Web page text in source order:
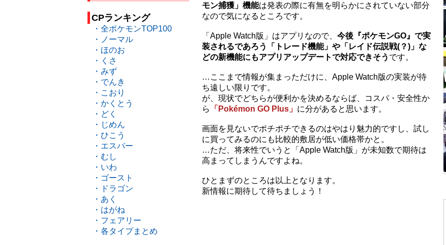
モン捕獲」機能は発表の際に有無を明らかにされていない部分
なので気になるところです。
「Apple Watch版」はアプリなので、 今後『ポケモンGO』で実
装されるであろう「トレード機能」や「レイド伝説戦(？)」な
どの新機能にもアプリアップデートで対応できそう です。
…ここまで情報が集まっただけに、Apple Watch版の実装が待
ち遠しい限りです。
が、現状でどちらが便利かを決めるならば、コスパ・安全性か
ら
「Pokémon GO Plus」 に分があると思います。
画面を見ないでポチポチできるのはやはり魅力的ですし、試し
に買ってみるのにも比較的敷居が低い価格帯かと。
…ただ、将来性でいうと「Apple Watch版」が未知数で期待は
高まってしまうんですよね。
ひとまずのところは以上となります。
新情報に期待して待ちましょう！
CPランキング
・全ポケモンTOP100
・ノーマル
・ほのお
・くさ
・みず
・でんき
・こおり
・かくとう
・どく
・じめん
・ひこう
・エスパー
・むし
・いわ
・ゴースト
・ドラゴン
・あく
・はがね
・フェアリー
・各タイプまとめ